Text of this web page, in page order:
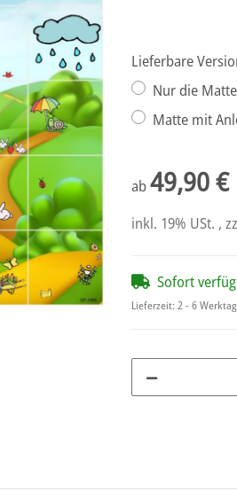
Lieferbare
Nur die
Matte mit
ab49,90 €
inkl. 19% USt. ,
Sofort
Lieferzeit: 2 - 6